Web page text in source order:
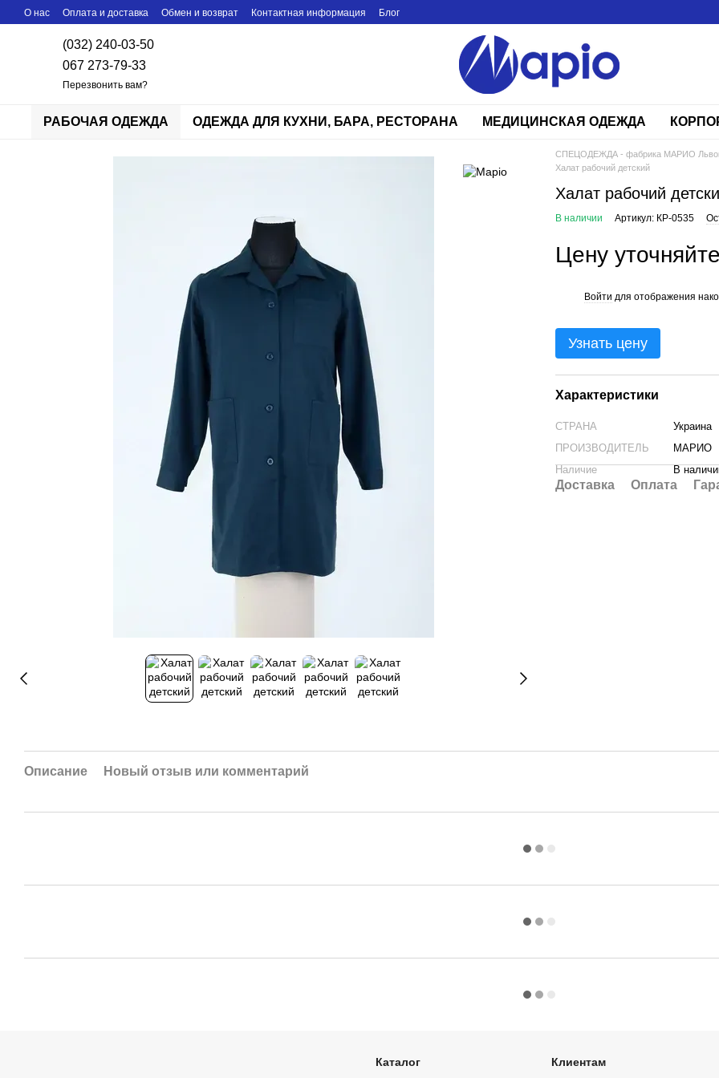
Перейти к основному контенту
О нас Оплата и доставка Обмен и возврат Контактная информация Блог
(032) 240-03-50
067 273-79-33
Перезвонить вам?
РАБОЧАЯ ОДЕЖДА ОДЕЖДА ДЛЯ КУХНИ, БАРА, РЕСТОРАНА МЕДИЦИНСКАЯ ОДЕЖДА
СПЕЦОДЕЖДА - фабрика МАРИО
Халат рабочий детский
Халат рабочий
В наличии Артикул: КР-0535
Цену уточняйте
Войти для отображения
Узнать цену
Характеристики
СТРАНА
Украина
ПРОИЗВОДИТЕЛЬ
МАРИО
Наличие
В
Доставка Оплата
Описание Новый отзыв или комментарий
Каталог Клиентам